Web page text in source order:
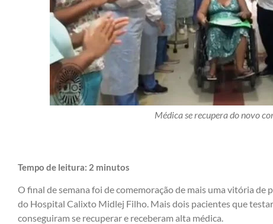
Médica se recupera do novo
Tempo de leitura: 2 minutos
O final de semana foi de comemoração de mais uma vitória de
do Hospital Calixto Midlej Filho. Mais dois pacientes que
conseguiram se recuperar e receberam alta médica.